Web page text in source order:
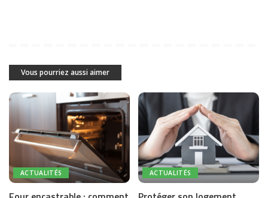
Vous pourriez aussi aimer
ACTUALITÉS ACTUALITÉS